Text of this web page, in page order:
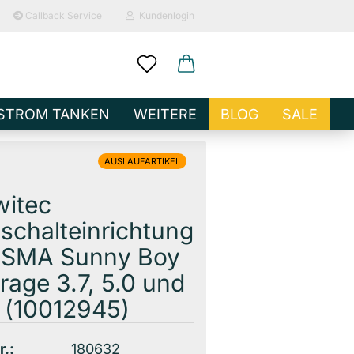
Callback Service Kundenlogin
erstellen
vergessen?
TANKEN BLOG SALE
WEITERE
AUSLAUFARTIKEL
Sunny Boy
3.7, 5.0 und
180632